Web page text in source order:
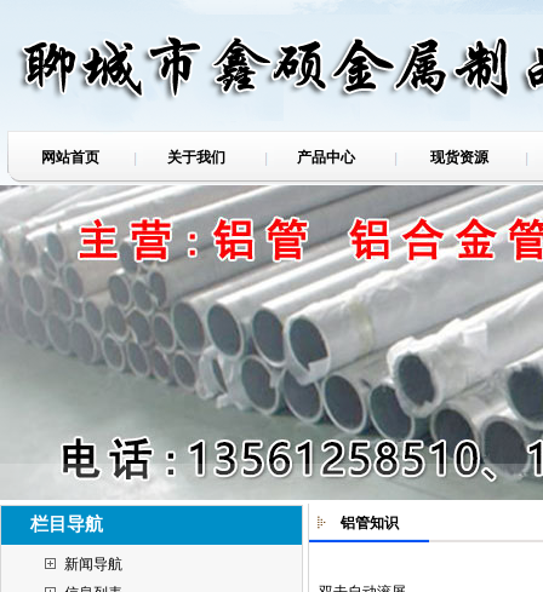
网站首页 关于我们 产品中心 现货资源
栏目导航
新闻导航
铝管知识